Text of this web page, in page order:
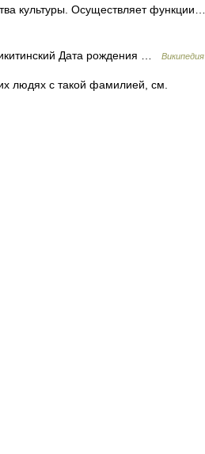
культуры. Осуществляет функции…
Дата рождения … Википедия
людях с такой фамилией, см.